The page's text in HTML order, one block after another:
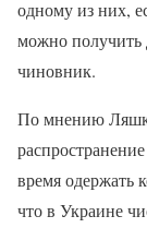
одному из них,
можно получить
чиновник.
По мнению
время одержать
что в Украине